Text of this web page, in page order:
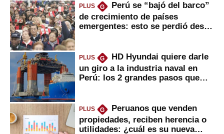
PLUS G
Perú se “bajó del barco”
de crecimiento de países
emergentes: esto se perdió desde
PLUS G
HD Hyundai quiere darle
un giro a la industria naval en
Perú: los 2 grandes pasos que
PLUS G
Peruanos que venden
propiedades, reciben herencia o
utilidades: ¿cuál es su nueva